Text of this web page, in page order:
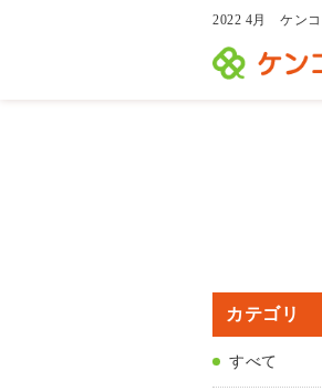
2022 4月 ケンコ
カテゴリ
すべて